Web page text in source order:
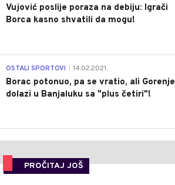
Vujović poslije poraza na debiju: Igrači
Borca kasno shvatili da mogu!
OSTALI SPORTOVI 14.02.2021.
Borac potonuo, pa se vratio, ali Gorenje
dolazi u Banjaluku sa "plus četiri"!
PROČITAJ JOŠ